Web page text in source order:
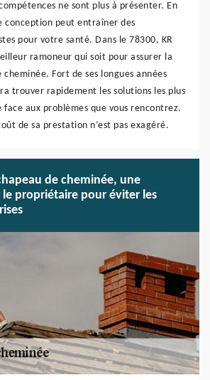
ne sont plus à présenter. En
conception peut entraîner des
pour votre santé. Dans le 78300, KR
ramoneur qui soit pour assurer la
Fort de ses longues années
trouver rapidement les solutions les plus
aux problèmes que vous rencontrez.
de sa prestation n’est pas exagéré.
de cheminée, une
propriétaire pour éviter les